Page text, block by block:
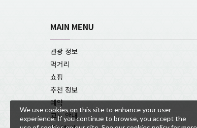
MAIN MENU
관광 정보
먹거리
쇼핑
추천 정보
예약
교통 안내
We use cookies on this site to enhance your user
experience. If you continue to browse, you accept the